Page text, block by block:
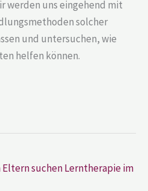
werden uns eingehend mit
solcher
und untersuchen, wie
helfen können.